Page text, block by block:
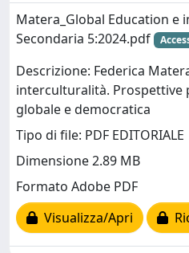
Matera_Global Education e
Secondaria 5:2024.pdf
Descrizione: Federica
interculturalità. Prospettive
globale e democratica
Tipo di file: PDF EDITORIALE
Dimensione 2.89 MB
Formato Adobe PDF
Visualizza/Apri